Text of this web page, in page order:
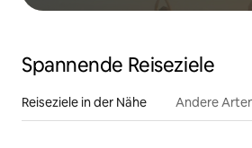
Spannende Reiseziele
Reiseziele in der Nähe Andere